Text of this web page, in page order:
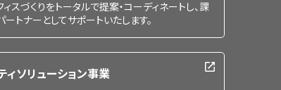
スづくりをトータルで提案・コーディネートし、課
トナーとしてサポートいたします。
ィソリューション事業